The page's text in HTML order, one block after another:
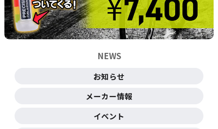
NEWS
お知らせ
メーカー情報
イベント